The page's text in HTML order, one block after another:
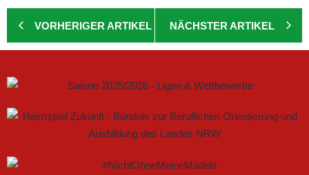
VORHERIGER ARTIKEL NÄCHSTER ARTIKEL